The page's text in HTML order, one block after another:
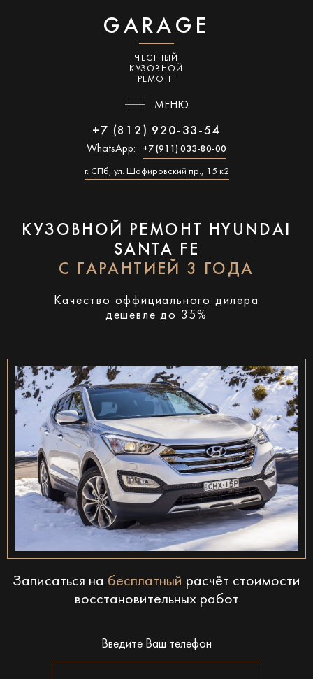
GARAGE
ЧЕСТНЫЙ
КУЗОВНОЙ
РЕМОНТ
МЕНЮ
+7 (812) 920-33-54
WhatsApp: +7 (911) 033-80-00
г. СПб, ул. Шафировский пр., 15 к2
КУЗОВНОЙ РЕМОНТ HYUNDAI
SANTA FE
С ГАРАНТИЕЙ 3 ГОДА
Качество оффициального дилера
дешевле до 35%
Записаться на бесплатный расчёт стоимости
восстановительных работ
Введите Ваш телефон